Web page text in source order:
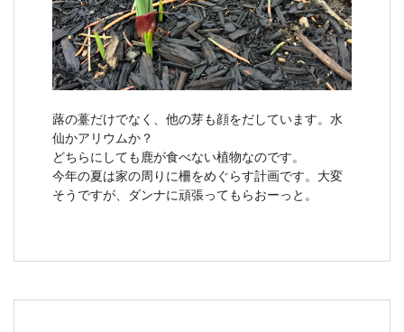
蕗の薹だけでなく、他の芽も顔をだしています。水
仙かアリウムか？
どちらにしても鹿が食べない植物なのです。
今年の夏は家の周りに柵をめぐらす計画です。大変
そうですが、ダンナに頑張ってもらおーっと。